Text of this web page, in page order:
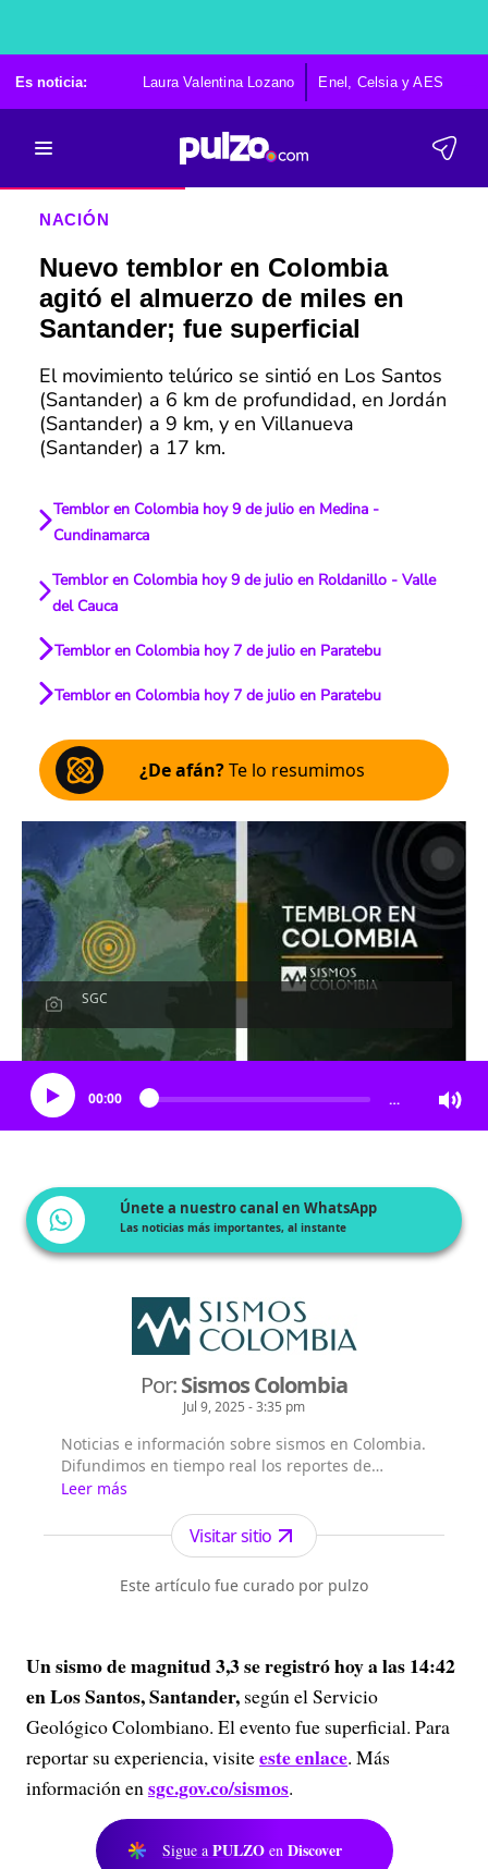
Es noticia: Laura Valentina Lozano Enel, Celsia y AES
NACIÓN
Nuevo temblor en Colombia
agitó el almuerzo de miles en
Santander; fue superficial
El movimiento telúrico se sintió en Los Santos
(Santander) a 6 km de profundidad, en Jordán
(Santander) a 9 km, y en Villanueva
(Santander) a 17 km.
Temblor en Colombia hoy 9 de julio en Medina -
Cundinamarca
Temblor en Colombia hoy 9 de julio en Roldanillo - Valle
del Cauca
Temblor en Colombia hoy 7 de julio en Paratebu
Temblor en Colombia hoy 7 de julio en Paratebu
¿De afán?Te lo resumimos
SGC
Escucha el artículo
00:00 …
Únete a nuestro canal en WhatsApp
Las noticias más importantes, al instante
Por:Sismos Colombia
Jul 9, 2025 - 3:35 pm
Noticias e información sobre sismos en Colombia.
Difundimos en tiempo real los reportes de
actividad sísmica que genera el Servicio
Geológico Colombiano.
Leer más
Visitar sitio
Este artículo fue curado por pulzo
Un sismo de magnitud 3,3 se registró hoy a las 14:42
en Los Santos, Santander, según el Servicio
Geológico Colombiano. El evento fue superficial. Para
reportar su experiencia, visiteeste enlace. Más
información ensgc.gov.co/sismos.
Sigue a PULZO en Discover